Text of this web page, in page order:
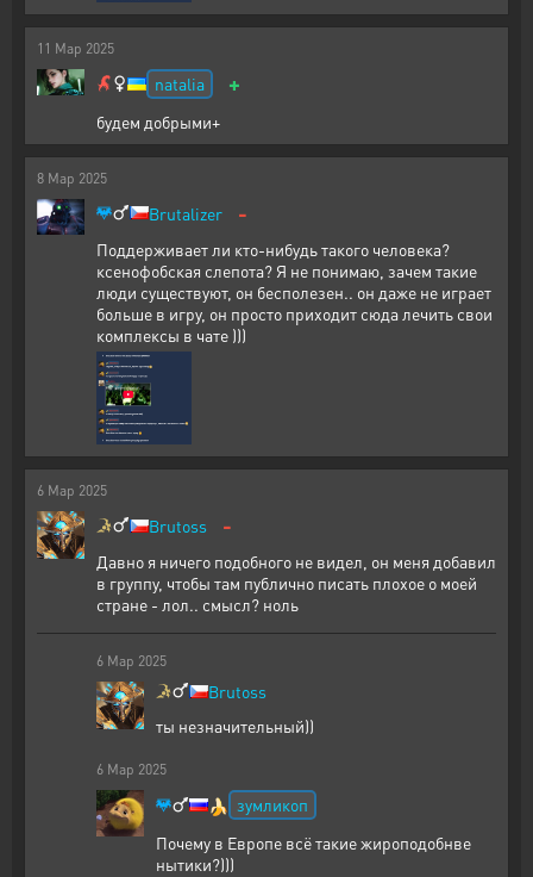
11 Мар 2025
natalia +
будем добрыми+
8 Мар 2025
Brutalizer -
Поддерживает ли кто-нибудь такого человека?
ксенофобская слепота? Я не понимаю, зачем такие
люди существуют, он бесполезен.. он даже не играет
больше в игру, он просто приходит сюда лечить свои
комплексы в чате )))
6 Мар 2025
Brutoss -
Давно я ничего подобного не видел, он меня добавил
в группу, чтобы там публично писать плохое о моей
стране - лол.. смысл? ноль
6 Мар 2025
Brutoss
ты незначительный))
6 Мар 2025
🍌 зумликоп
Почему в Европе всё такие жироподобнве
нытики?)))